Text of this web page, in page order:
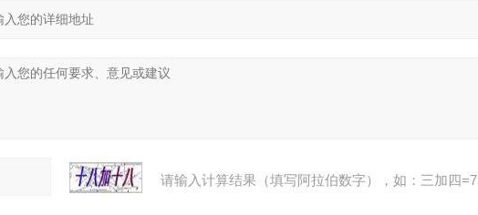
请输入计算结果（填写阿拉伯数字），如：三加四=7